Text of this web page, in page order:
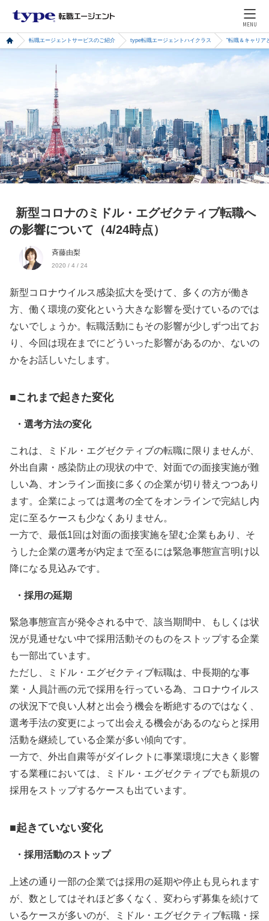
MENU
転職エージェントサービスのご紹介 type転職エージェントハイクラス “転職＆キャリア
新型コロナのミドル・エグゼクティブ転職へ
の影響について（4/24時点）
斉藤由梨
2020 / 4 / 24
新型コロナウイルス感染拡大を受けて、多くの方が働き
方、働く環境の変化という大きな影響を受けているのでは
ないでしょうか。転職活動にもその影響が少しずつ出てお
り、今回は現在までにどういった影響があるのか、ないの
かをお話しいたします。
■これまで起きた変化
・選考方法の変化
これは、ミドル・エグゼクティブの転職に限りませんが、
外出自粛・感染防止の現状の中で、対面での面接実施が難
しい為、オンライン面接に多くの企業が切り替えつつあり
ます。企業によっては選考の全てをオンラインで完結し内
定に至るケースも少なくありません。
一方で、最低1回は対面の面接実施を望む企業もあり、そ
うした企業の選考が内定まで至るには緊急事態宣言明け以
降になる見込みです。
・採用の延期
緊急事態宣言が発令される中で、該当期間中、もしくは状
況が見通せない中で採用活動そのものをストップする企業
も一部出ています。
ただし、ミドル・エグゼクティブ転職は、中長期的な事
業・人員計画の元で採用を行っている為、コロナウイルス
の状況下で良い人材と出会う機会を断絶するのではなく、
選考手法の変更によって出会える機会があるのならと採用
活動を継続している企業が多い傾向です。
一方で、外出自粛等がダイレクトに事業環境に大きく影響
する業種においては、ミドル・エグゼクティブでも新規の
採用をストップするケースも出ています。
■起きていない変化
・採用活動のストップ
上述の通り一部の企業では採用の延期や停止も見られます
が、数としてはそれほど多くなく、変わらず募集を続けて
いるケースが多いのが、ミドル・エグゼクティブ転職・採